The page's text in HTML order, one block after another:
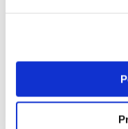
Popis